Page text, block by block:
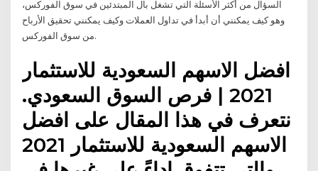
السؤال من أكثر الأسئلة التي تشغل بال المبتدئين في سوق الفوركس،
وهو كيف يمكنني أن أبدأ في تداول العملات وكيف يمكنني تحقيق الأرباح
من سوق الفوركس.
افضل الاسهم السعودية للاستثمار
2021 | فرص السوق السعودي.
نتعرف في هذا المقال على افضل
الاسهم السعودية للاستثمار 2021